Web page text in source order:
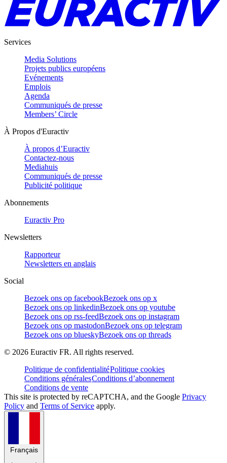
Services
Media Solutions
Projets publics européens
Evénements
Emplois
Agenda
Communiqués de presse
Members’ Circle
À Propos d'Euractiv
À propos d’Euractiv
Contactez-nous
Mediahuis
Communiqués de presse
Publicité politique
Abonnements
Euractiv Pro
Newsletters
Rapporteur
Newsletters en anglais
Social
Bezoek ons op facebookBezoek ons op x
Bezoek ons op linkedinBezoek ons op youtube
Bezoek ons op rss-feedBezoek ons op instagram
Bezoek ons op mastodonBezoek ons op telegram
Bezoek ons op blueskyBezoek ons op threads
© 2026 Euractiv FR. All rights reserved.
Politique de confidentialitéPolitique cookies
Conditions généralesConditions d’abonnement
Conditions de vente
This site is protected by reCAPTCHA, and the Google Privacy
Policy and Terms of Service apply.
Français